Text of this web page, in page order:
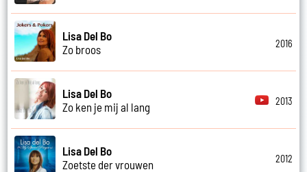
Lisa Del Bo
Zo broos
2016
Lisa Del Bo
Zo ken je mij al lang
2013
Lisa Del Bo
Zoetste der vrouwen
2012